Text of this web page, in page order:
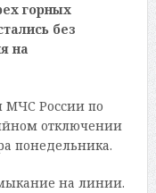
горных
без
на
МЧС России по
отключении
понедельника.
на линии.